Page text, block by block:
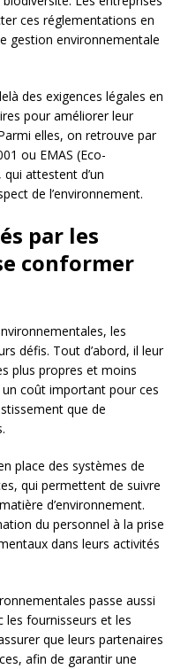
ces réglementations en
gestion environnementale
des exigences légales en
pour améliorer leur
elles, on retrouve par
ou EMAS (Eco-
attestent d’un
de l’environnement.
par les
conformer
les
défis. Tout d’abord, il leur
plus propres et moins
coût important pour ces
que de
place des systèmes de
qui permettent de suivre
d’environnement.
du personnel à la prise
dans leurs activités
passe aussi
fournisseurs et les
que leurs partenaires
afin de garantir une